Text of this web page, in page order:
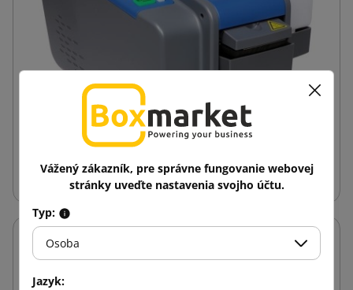
Dispenzér na mokré lepiace pásky z papiera
Vážený zákazník, pre správne fungovanie webovej
stránky uveďte nastavenia svojho účtu.
Typ:
Osoba
Jazyk: